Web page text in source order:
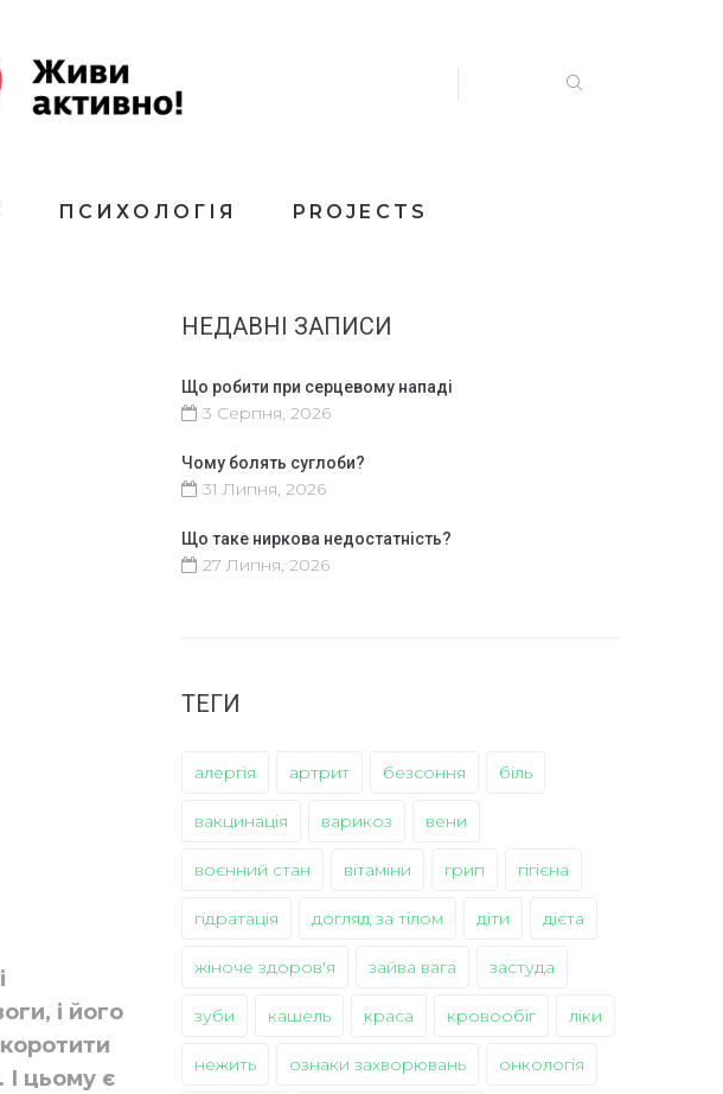
ПСИХОЛОГІЯ PROJECTS
і його
цьому є
НЕДАВНІ ЗАПИСИ
Що робити при серцевому нападі
3 Серпня, 2026
Чому болять суглоби?
31 Липня, 2026
Що таке ниркова недостатність?
27 Липня, 2026
ТЕГИ
алергія артрит безсоння біль
вакцинація варикоз вени
воєнний стан вітаміни грип гігієна
гідратація догляд за тілом діти дієта
жіноче здоров'я зайва вага застуда
зуби кашель краса кровообіг ліки
нежить ознаки захворювань онкологія